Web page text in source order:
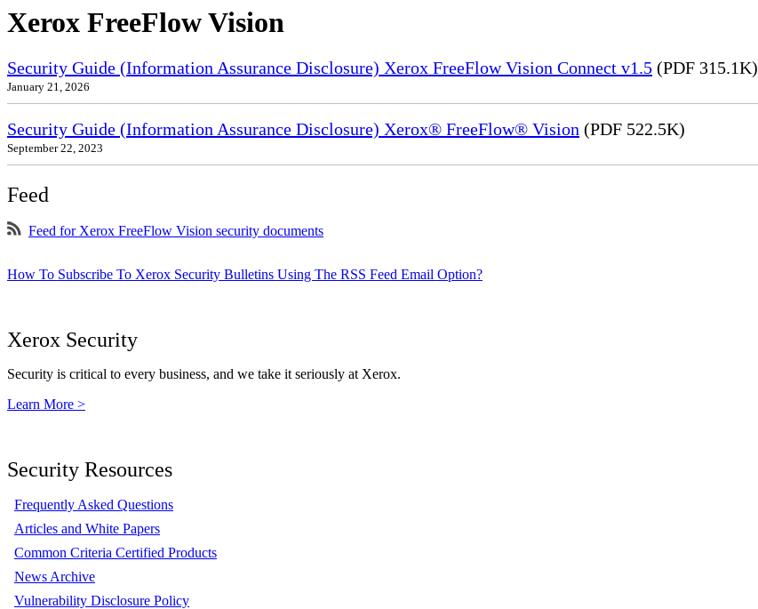
Xerox FreeFlow Vision
Security Guide (Information Assurance Disclosure) Xerox FreeFlow Vision Connect v1.5 (PDF 315.1K)
January 21, 2026
Security Guide (Information Assurance Disclosure) Xerox® FreeFlow® Vision (PDF 522.5K)
September 22, 2023
Feed
Feed for Xerox FreeFlow Vision security documents
How To Subscribe To Xerox Security Bulletins Using The RSS Feed Email Option?
Xerox Security
Security is critical to every business, and we take it seriously at Xerox.
Learn More >
Security Resources
Frequently Asked Questions
Articles and White Papers
Common Criteria Certified Products
News Archive
Vulnerability Disclosure Policy